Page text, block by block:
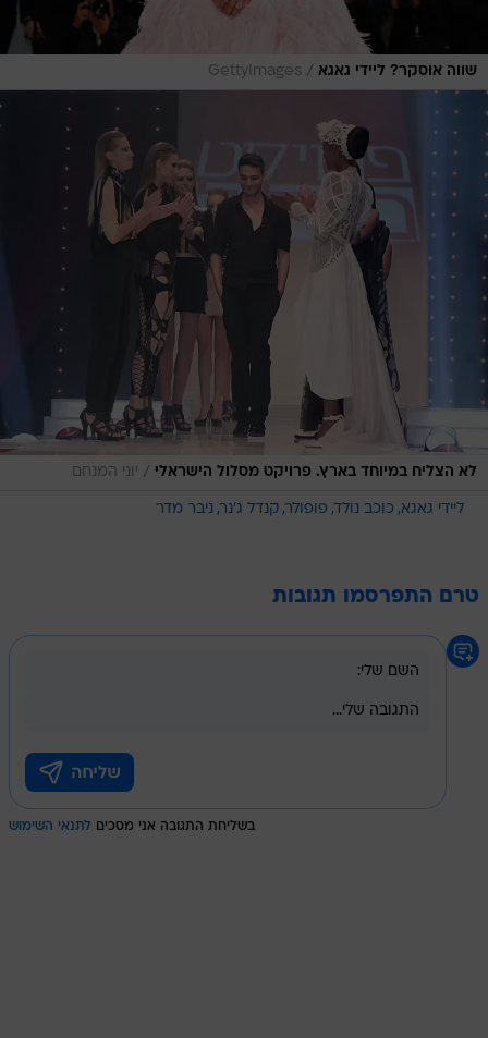
שווה אוסקר? ליידי גאגא /
GettyImages
לא הצליח במיוחד בארץ. פרויקט מסלול הישראלי / יוני המנחם
ליידי גאגא כוכב נולד פופולר קנדל ג'נר ניבר מדר
טרם התפרסמו תגובות
בשליחת התגובה אני מסכים לתנאי השימוש